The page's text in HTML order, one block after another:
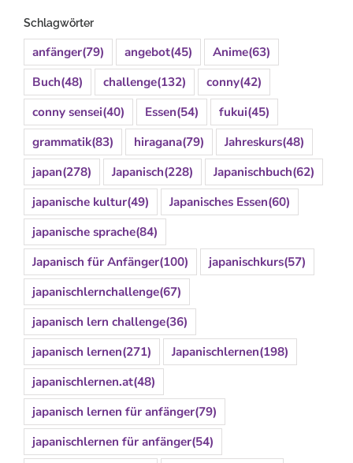
Schlagwörter
anfänger(79) angebot(45) Anime(63)
Buch(48) challenge(132) conny(42)
conny sensei(40) Essen(54) fukui(45)
grammatik(83) hiragana(79) Jahreskurs(48)
japan(278) Japanisch(228) Japanischbuch(62)
japanische kultur(49) Japanisches Essen(60)
japanische sprache(84)
Japanisch für Anfänger(100) japanischkurs(57)
japanischlernchallenge(67)
japanisch lern challenge(36)
japanisch lernen(271) Japanischlernen(198)
japanischlernen.at(48)
japanisch lernen für anfänger(79)
japanischlernen für anfänger(54)